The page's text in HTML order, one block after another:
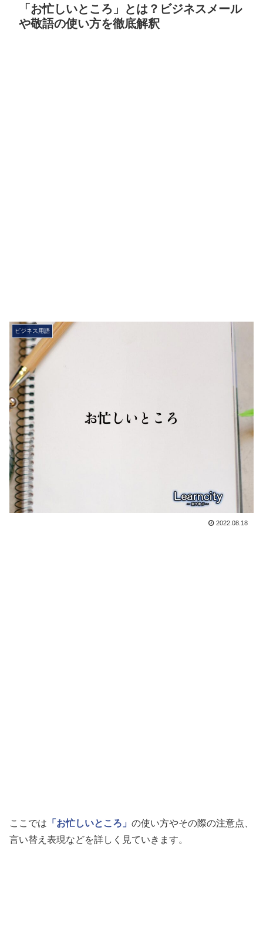
「お忙しいところ」とは？ビジネスメール
や敬語の使い方を徹底解釈
ビジネス用語
2022.08.18
ここでは 「お忙しいところ」 の使い方やその際の注意点、
言い替え表現などを詳しく見ていきます。